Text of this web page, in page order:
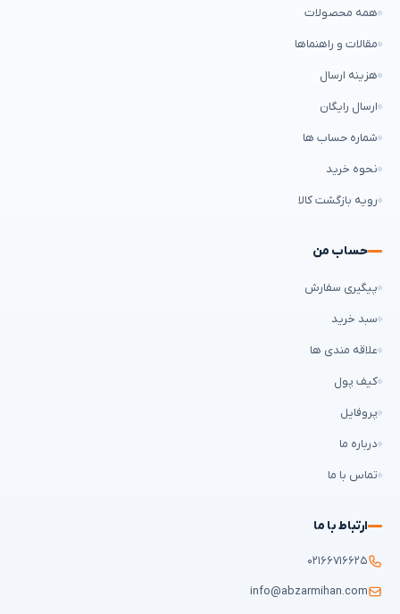
همه محصولات
مقالات و راهنماها
هزینه ارسال
ارسال رایگان
شماره حساب ها
نحوه خرید
رویه بازگشت کالا
حساب من
پیگیری سفارش
سبد خرید
علاقه مندی ها
کیف پول
پروفایل
درباره ما
تماس با ما
ارتباط با ما
۰۲۱۶۶۷۱۶۶۲۵
info@abzarmihan.com